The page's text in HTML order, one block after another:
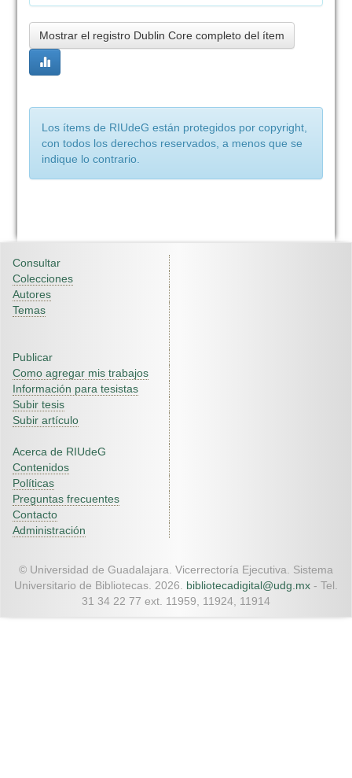
Mostrar el registro Dublin Core completo del ítem
Los ítems de RIUdeG están protegidos por copyright,
con todos los derechos reservados, a menos que se
indique lo contrario.
Consultar
Colecciones
Autores
Temas
Publicar
Como agregar mis trabajos
Información para tesistas
Subir tesis
Subir artículo
Acerca de RIUdeG
Contenidos
Políticas
Preguntas frecuentes
Contacto
Administración
© Universidad de Guadalajara. Vicerrectoría Ejecutiva. Sistema
Universitario de Bibliotecas. 2026. bibliotecadigital@udg.mx - Tel.
31 34 22 77 ext. 11959, 11924, 11914